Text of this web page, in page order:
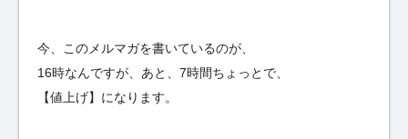
今、このメルマガを書いているのが、
16時なんですが、あと、7時間ちょっとで、
【値上げ】になります。